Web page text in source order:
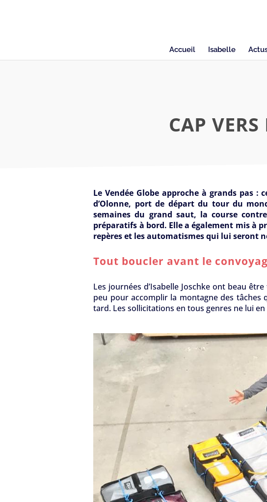
Accueil Isabelle
CAP
Le Vendée Globe approche à grands pas :
d’Olonne, port de départ du tour du
semaines du grand saut, la course
préparatifs à bord. Elle a également mis à
repères et les automatismes qui lui seront
Tout boucler avant le
Les journées d’Isabelle Joschke ont beau
peu pour accomplir la montagne des tâches
tard. Les sollicitations en tous genres ne lui